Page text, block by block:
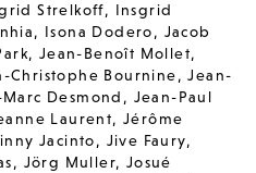
Strelkoff, Insgrid
, Isona Dodero, Jacob
, Jean-Benoît Mollet,
Christophe Bournine,Jean-
Desmond , Jean-Paul
Laurent,Jérôme
Jacinto, Jive Faury,
, Jörg Muller, Josué